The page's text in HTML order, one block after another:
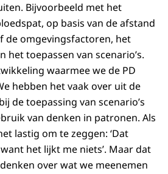
Bijvoorbeeld met het
op basis van de afstand
de omgevingsfactoren, het
het toepassen van scenario’s.
waarmee we de PD
hebben het vaak over uit de
de toepassing van scenario’s
van denken in patronen. Als
lastig om te zeggen: ‘Dat
het lijkt me niets’. Maar dat
over wat we meenemen